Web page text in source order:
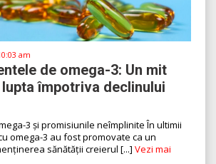
am
de omega-3: Un mit
împotriva declinului
3 și promisiunile neîmplinite În ultimii
omega-3 au fost promovate ca un
sănătății creierul [...] Vezi mai